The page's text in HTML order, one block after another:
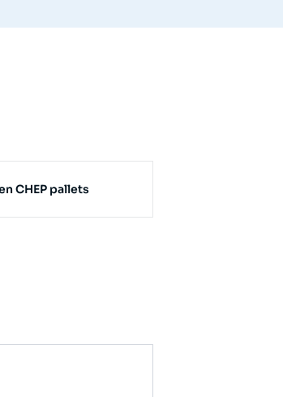
CHEP pallets